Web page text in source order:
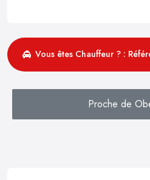
Vous êtes Chauffeur ? :
Proche de